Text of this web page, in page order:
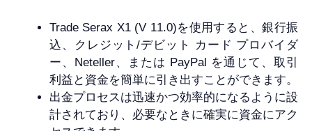
Trade Serax X1 (V 11.0)を使用すると、銀行振
込、クレジット/デビット カード プロバイダ
ー、Neteller、または PayPal を通じて、取引
利益と資金を簡単に引き出すことができます。
出金プロセスは迅速かつ効率的になるように設
計されており、必要なときに確実に資金にアク